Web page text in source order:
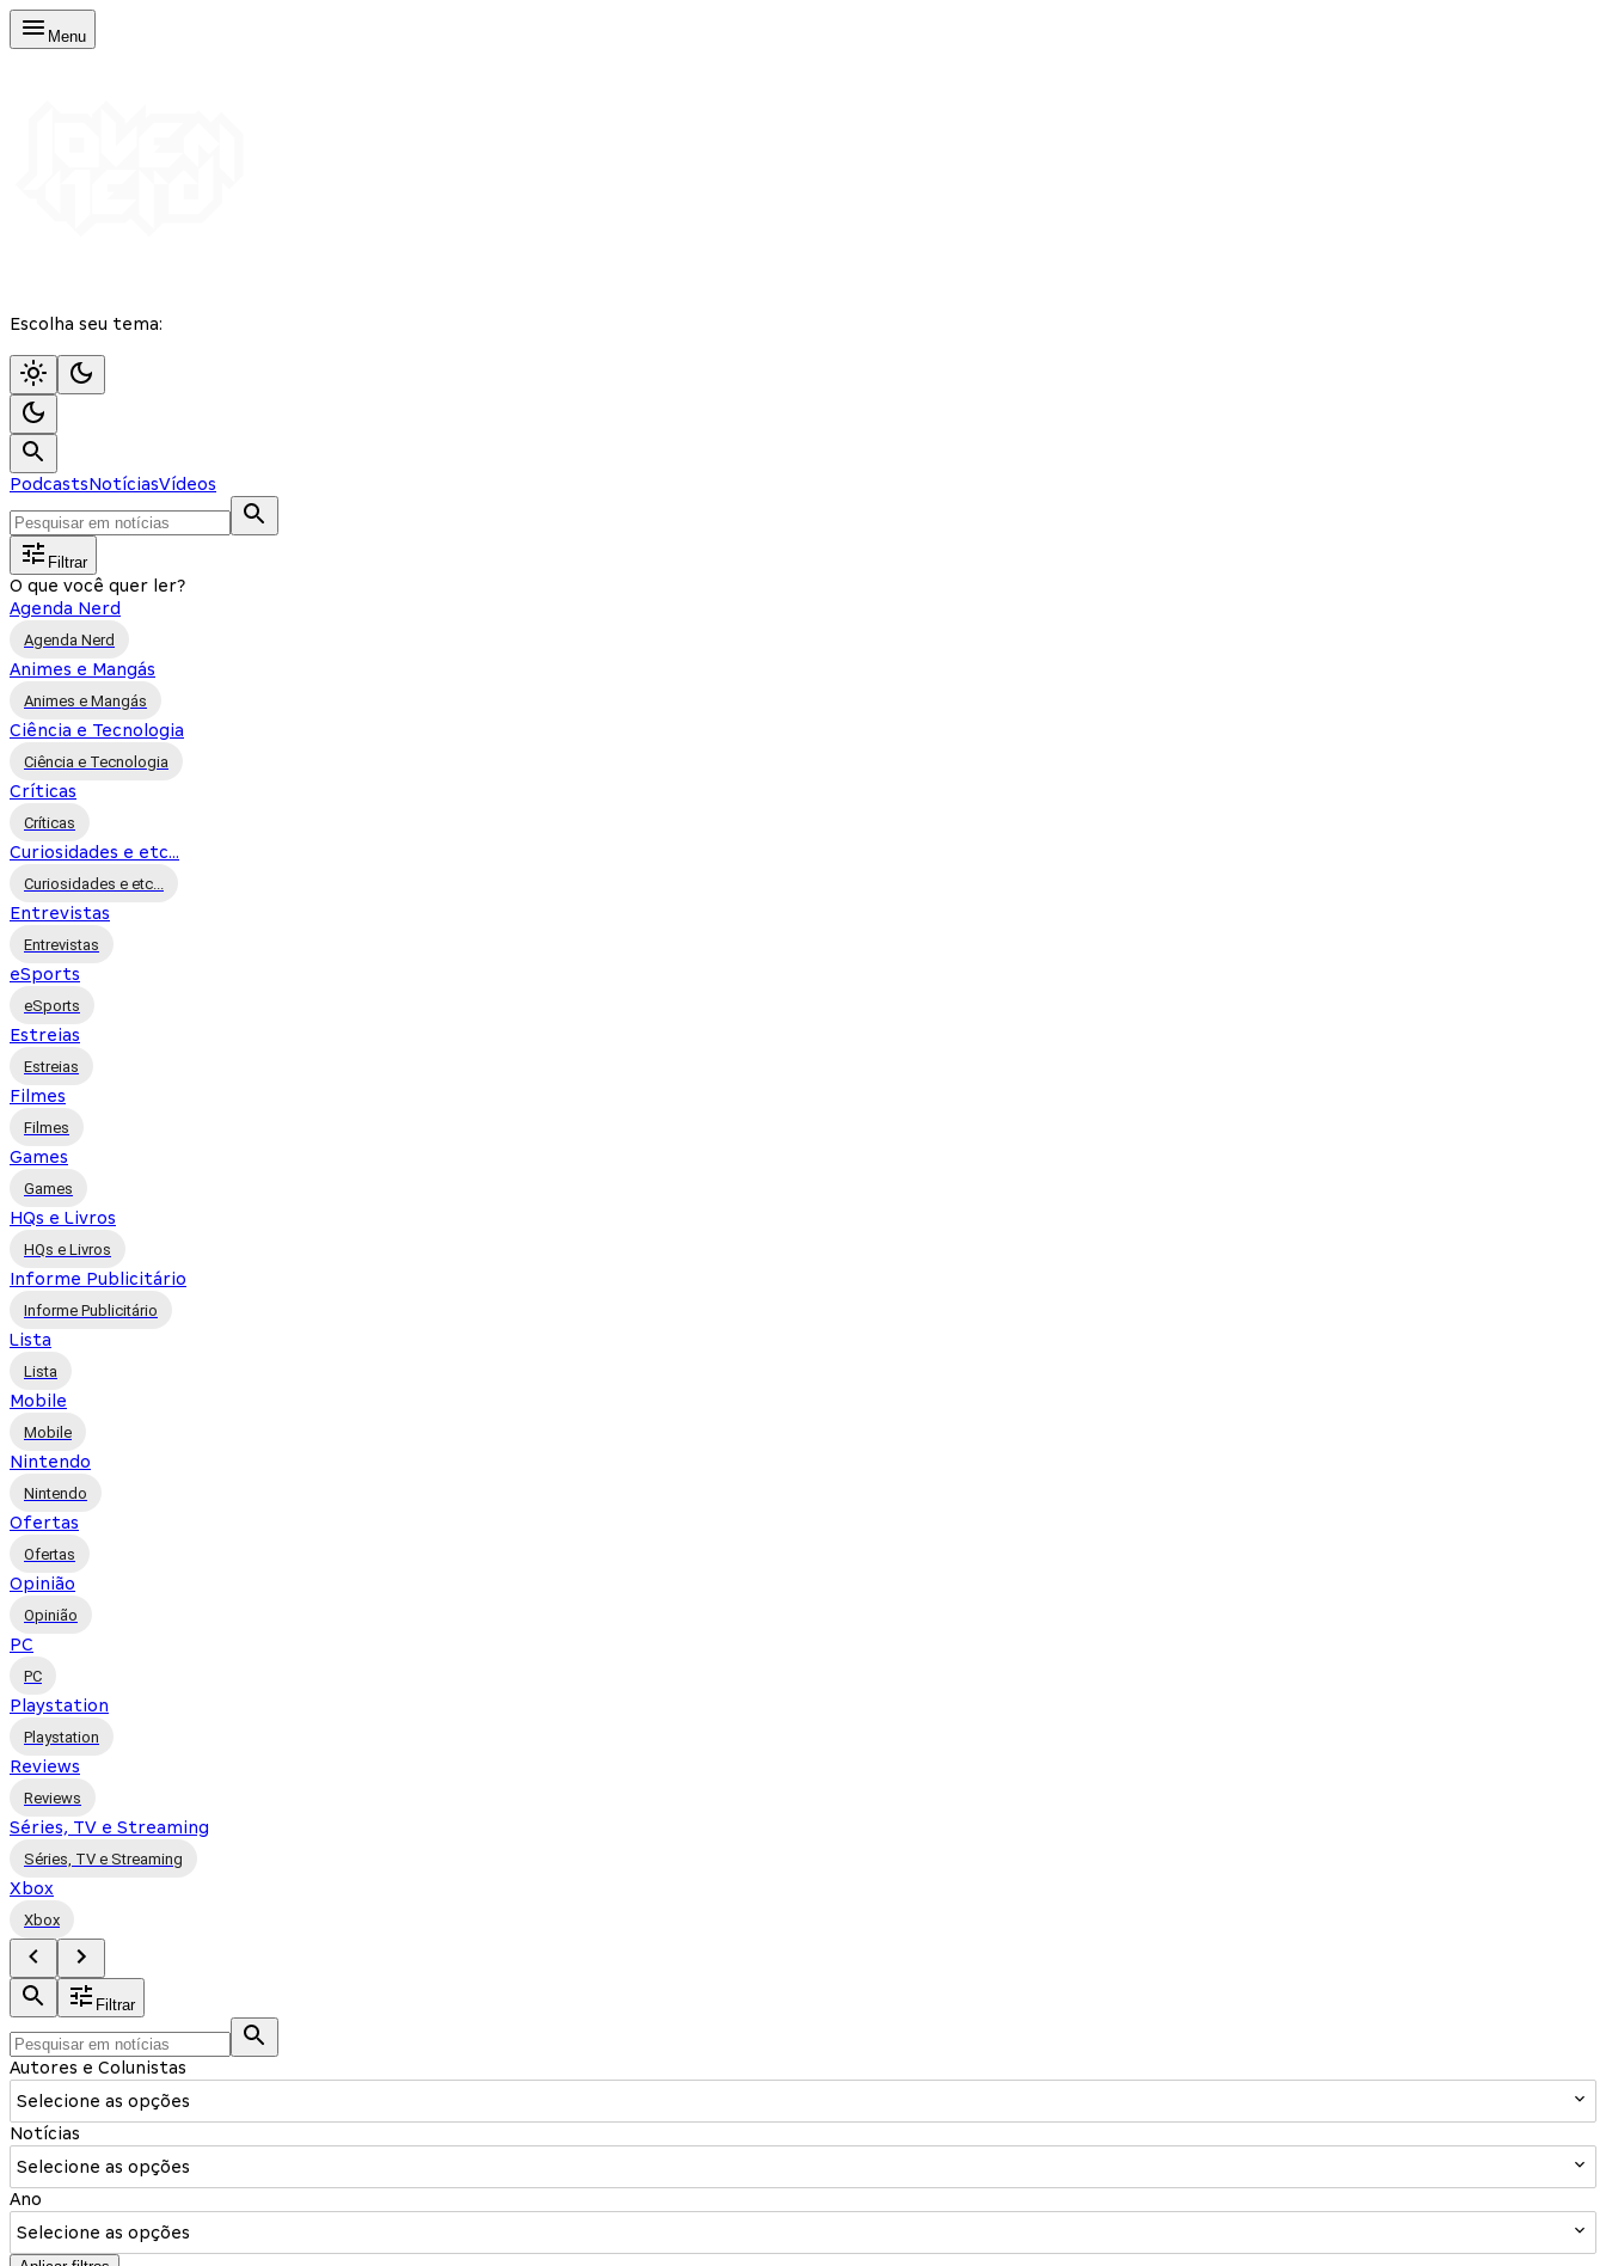
Menu
Escolha seu tema:
PodcastsNotíciasVídeos
Filtrar
O que você quer ler?
Agenda Nerd
Agenda Nerd
Animes e Mangás
Animes e Mangás
Ciência e Tecnologia
Ciência e Tecnologia
Críticas
Críticas
Curiosidades e etc...
Curiosidades e etc...
Entrevistas
Entrevistas
eSports
eSports
Estreias
Estreias
Filmes
Filmes
Games
Games
HQs e Livros
HQs e Livros
Informe Publicitário
Informe Publicitário
Lista
Lista
Mobile
Mobile
Nintendo
Nintendo
Ofertas
Ofertas
Opinião
Opinião
PC
PC
Playstation
Playstation
Reviews
Reviews
Séries, TV e Streaming
Séries, TV e Streaming
Xbox
Xbox
Filtrar
Autores e Colunistas
Selecione as opções
Notícias
Selecione as opções
Ano
Selecione as opções